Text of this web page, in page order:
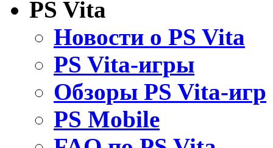
PS Vita
Новости о PS Vita
PS Vita-игры
Обзоры PS Vita-игр
PS Mobile